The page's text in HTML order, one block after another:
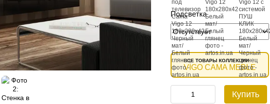
Подсветка
ВСЕ ТОВАРЫ КОЛЛЕКЦИИ
VIGO CAMA MEBLE
Купить